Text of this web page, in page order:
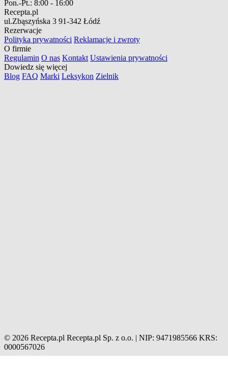
Pon.-Pt.: 8:00 - 16:00
Recepta.pl
ul.Zbąszyńska 3 91-342 Łódź
Rezerwacje
Polityka prywatności Reklamacje i zwroty
O firmie
Regulamin O nas Kontakt Ustawienia prywatności
Dowiedz się więcej
Blog FAQ Marki Leksykon Zielnik
© 2026 Recepta.pl Recepta.pl Sp. z o.o. | NIP: 9471985566 KRS:
0000567026